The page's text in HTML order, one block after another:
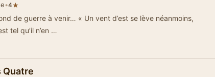
•4★
de guerre à venir… « Un vent d’est se lève néanmoins,
tel qu’il n’en …
Quatre